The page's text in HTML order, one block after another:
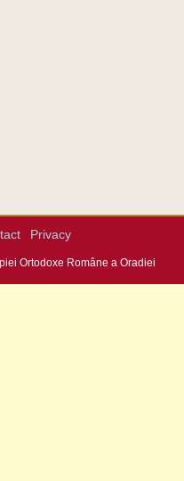
Privacy
Ortodoxe Române a Oradiei